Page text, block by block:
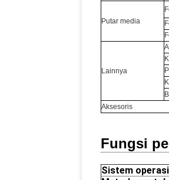
Putar media
Lainnya
Aksesoris
Fungsi
Sistem operasi